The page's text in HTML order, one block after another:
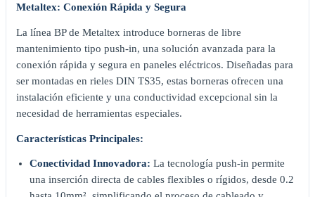
Metaltex: Conexión Rápida y Segura
La línea BP de Metaltex introduce borneras de libre
mantenimiento tipo push-in, una solución avanzada para la
conexión rápida y segura en paneles eléctricos. Diseñadas para
ser montadas en rieles DIN TS35, estas borneras ofrecen una
instalación eficiente y una conductividad excepcional sin la
necesidad de herramientas especiales.
Características Principales:
Conectividad Innovadora: La tecnología push-in permite
una inserción directa de cables flexibles o rígidos, desde 0.2